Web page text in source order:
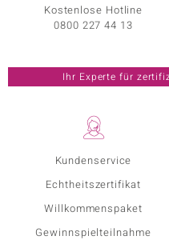
Kundenservice
Echtheitszertifikat
Willkommenspaket
Gewinnspielteilnahme
Kostenlose Hotline
0800 227 44 13
Ihr Experte für